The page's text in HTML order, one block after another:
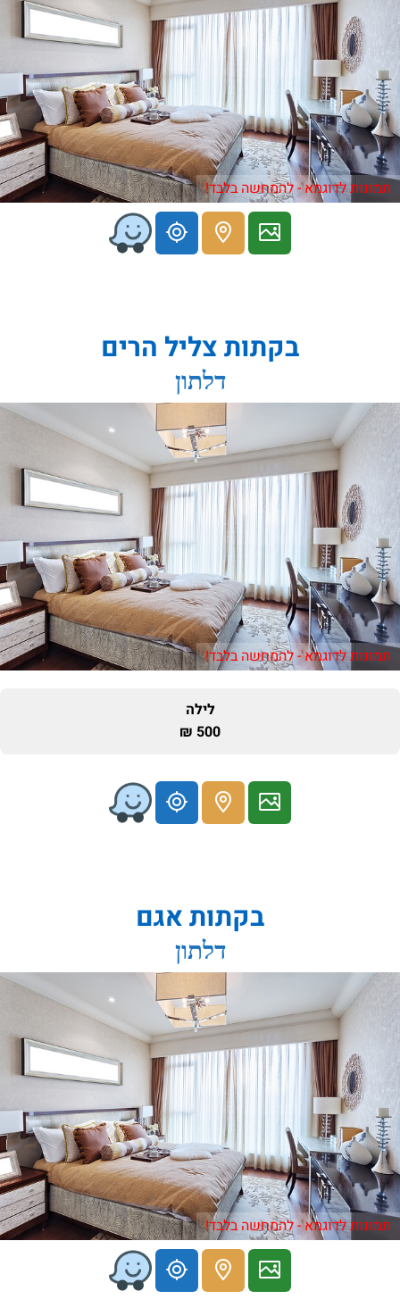
תמונות לדוגמא - להמחשה בלבד!
בקתות צליל הרים
דלתון
תמונות לדוגמא - להמחשה בלבד!
לילה
500 ₪
בקתות אגם
דלתון
תמונות לדוגמא - להמחשה בלבד!